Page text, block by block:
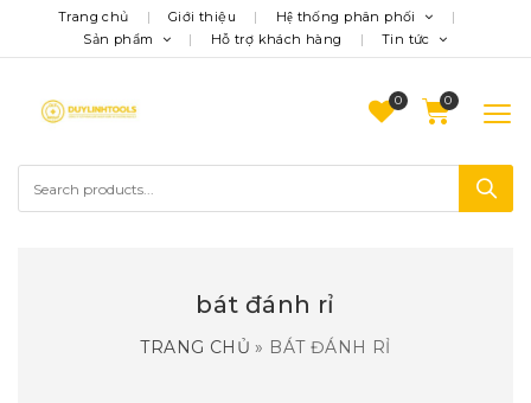
Trang chủ Giới thiệu
Hệ thống phân phối
Sản phẩm
Hỗ trợ khách hàng Tin tức
0
bát đánh rỉ
TRANG CHỦ » BÁT ĐÁNH RỈ